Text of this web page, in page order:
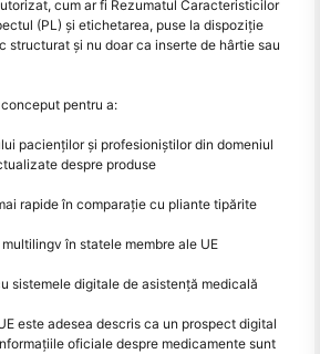
cum ar fi Rezumatul Caracteristicilor
(PL) și etichetarea, puse la dispoziție
structurat și nu doar ca inserte de hârtie sau
pentru a:
pacienților și profesioniștilor din domeniul
despre produse
rapide în comparație cu pliante tipărite
în statele membre ale UE
sistemele digitale de asistență medicală
este adesea descris ca un prospect digital
oficiale despre medicamente sunt